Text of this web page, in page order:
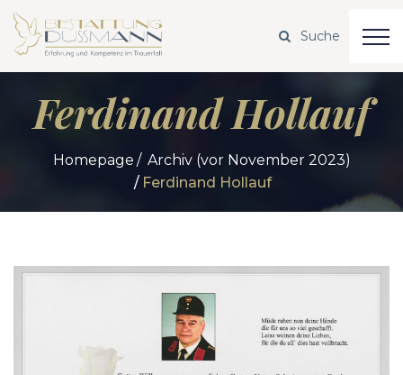
Ferdinand Hollauf
Homepage
Archiv (vor November 2023)
Ferdinand Hollauf